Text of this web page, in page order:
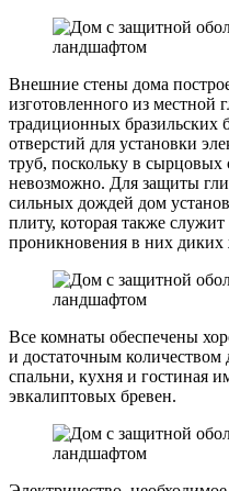
Внешние стены дома
изготовленного из
традиционных
отверстий для установки
труб, поскольку в сырцовых
невозможно. Для защиты
сильных дождей дом
плиту, которая также
проникновения в них
Все комнаты обеспечены
и достаточным количеством
спальни, кухня и гостиная
эвкалиптовых бревен.